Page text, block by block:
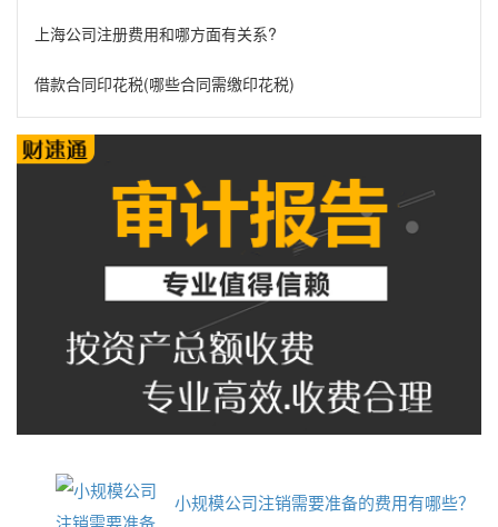
上海公司注册费用和哪方面有关系?
借款合同印花税(哪些合同需缴印花税)
小规模公司注销需要准备的费用有哪些？